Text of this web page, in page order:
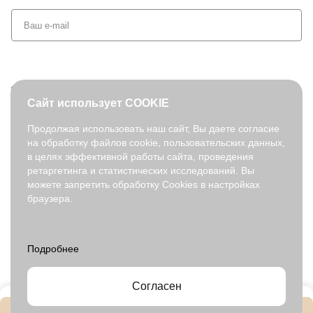
© 2026. fabretti.ru. Все права защищены
На информационном ресурсе применяются
рекомендательные
технологии .
Все ресурсы сайта fabretti.ru, включая (но не ограничиваясь)
прав на интеллектуальную собственность, защищены российским
Сайт использует COOKIE
Продолжая использовать наш сайт, Вы даете согласие
на обработку файлов cookie, пользовательских данных,
в целях эффективной работы сайта, проведения
ретаргетинга и статистических исследований. Вы
можете запретить обработку Cookies в настройках
браузера.
Согласен